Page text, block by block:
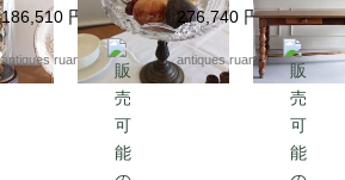
186,510 円
antiques ruan
276,740 円
antiques ruan